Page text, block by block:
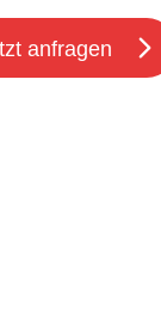
anfragen